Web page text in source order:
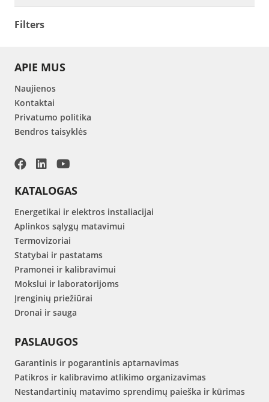
Filters
APIE MUS
Naujienos
Kontaktai
Privatumo politika
Bendros taisyklės
KATALOGAS
Energetikai ir elektros instaliacijai
Aplinkos sąlygų matavimui
Termovizoriai
Statybai ir pastatams
Pramonei ir kalibravimui
Mokslui ir laboratorijoms
Įrenginių priežiūrai
Dronai ir sauga
PASLAUGOS
Garantinis ir pogarantinis aptarnavimas
Patikros ir kalibravimo atlikimo organizavimas
Nestandartinių matavimo sprendimų paieška ir kūrimas